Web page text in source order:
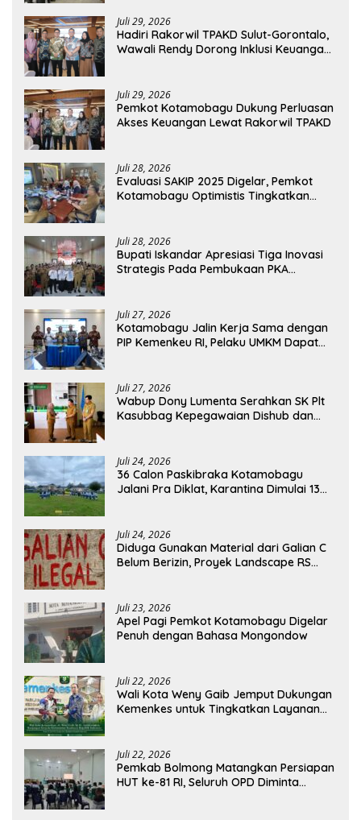
Juli 29, 2026
Hadiri Rakorwil TPAKD Sulut-Gorontalo,
Wawali Rendy Dorong Inklusi Keuangan
Juli 29, 2026
Pemkot Kotamobagu Dukung Perluasan
Akses Keuangan Lewat Rakorwil TPAKD
Juli 28, 2026
Evaluasi SAKIP 2025 Digelar, Pemkot
Kotamobagu Optimistis Tingkatkan
Juli 28, 2026
Bupati Iskandar Apresiasi Tiga Inovasi
Strategis Pada Pembukaan PKA
Juli 27, 2026
Kotamobagu Jalin Kerja Sama dengan
PIP Kemenkeu RI, Pelaku UMKM Dapat
Juli 27, 2026
Wabup Dony Lumenta Serahkan SK Plt
Kasubbag Kepegawaian Dishub dan
Juli 24, 2026
36 Calon Paskibraka Kotamobagu
Jalani Pra Diklat, Karantina Dimulai 13
Juli 24, 2026
Diduga Gunakan Material dari Galian C
Belum Berizin, Proyek Landscape RS
Juli 23, 2026
Apel Pagi Pemkot Kotamobagu Digelar
Penuh dengan Bahasa Mongondow
Juli 22, 2026
Wali Kota Weny Gaib Jemput Dukungan
Kemenkes untuk Tingkatkan Layanan
Juli 22, 2026
Pemkab Bolmong Matangkan Persiapan
HUT ke-81 RI, Seluruh OPD Diminta